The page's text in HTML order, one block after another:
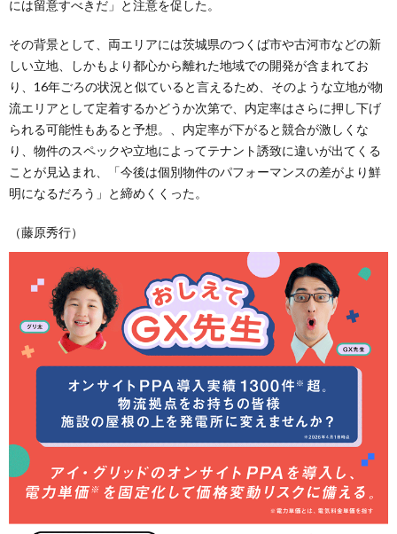
には留意すべきだ」と注意を促した。
その背景として、両エリアには茨城県のつくば市や古河市などの新
しい立地、しかもより都心から離れた地域での開発が含まれてお
り、16年ごろの状況と似ていると言えるため、そのような立地が物
流エリアとして定着するかどうか次第で、内定率はさらに押し下げ
られる可能性もあると予想。、内定率が下がると競合が激しくな
り、物件のスペックや立地によってテナント誘致に違いが出てくる
ことが見込まれ、「今後は個別物件のパフォーマンスの差がより鮮
明になるだろう」と締めくくった。
（藤原秀行）